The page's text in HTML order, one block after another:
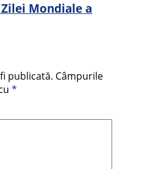
Mondiale a
publicată. Câmpurile
*